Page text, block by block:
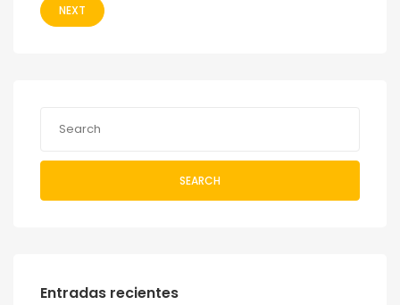
NEXT
SEARCH
Entradas recientes